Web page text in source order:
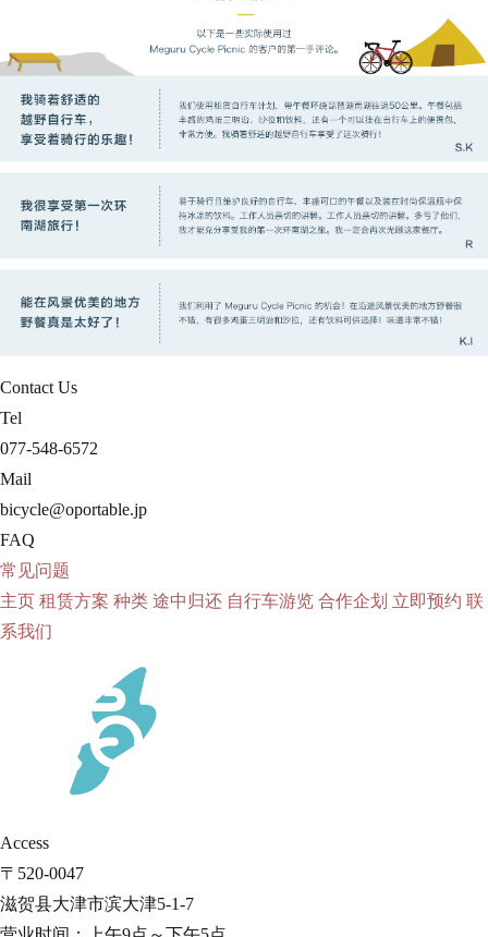
Contact Us
Tel
077-548-6572
Mail
bicycle@oportable.jp
FAQ
常见问题
主页 租赁方案 种类 途中归还 自行车游览 合作企划 立即预约 联
系我们
Access
〒520-0047
滋贺县大津市滨大津5-1-7